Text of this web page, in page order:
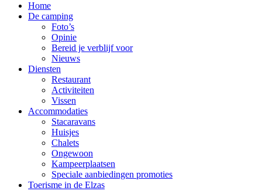
Home
De camping
Foto’s
Opinie
Bereid je verblijf voor
Nieuws
Diensten
Restaurant
Activiteiten
Vissen
Accommodaties
Stacaravans
Huisjes
Chalets
Ongewoon
Kampeerplaatsen
Speciale aanbiedingen promoties
Toerisme in de Elzas